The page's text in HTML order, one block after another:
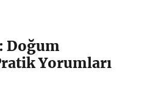
Doğum
Yorumları